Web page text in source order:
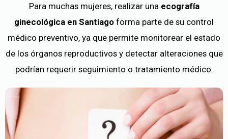
Para muchas mujeres, realizar una ecografía
ginecológica en Santiago forma parte de su control
médico preventivo, ya que permite monitorear el estado
de los órganos reproductivos y detectar alteraciones que
podrían requerir seguimiento o tratamiento médico.